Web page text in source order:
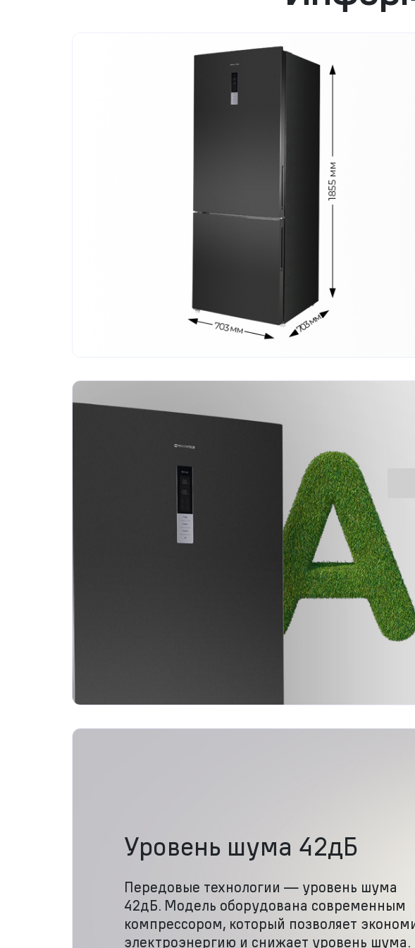
Уровень шума 42дБ
Передовые технологии — уровень шума
42дБ. Модель оборудована современным
компрессором, который позволяет
электроэнергию и снижает уровень шума.